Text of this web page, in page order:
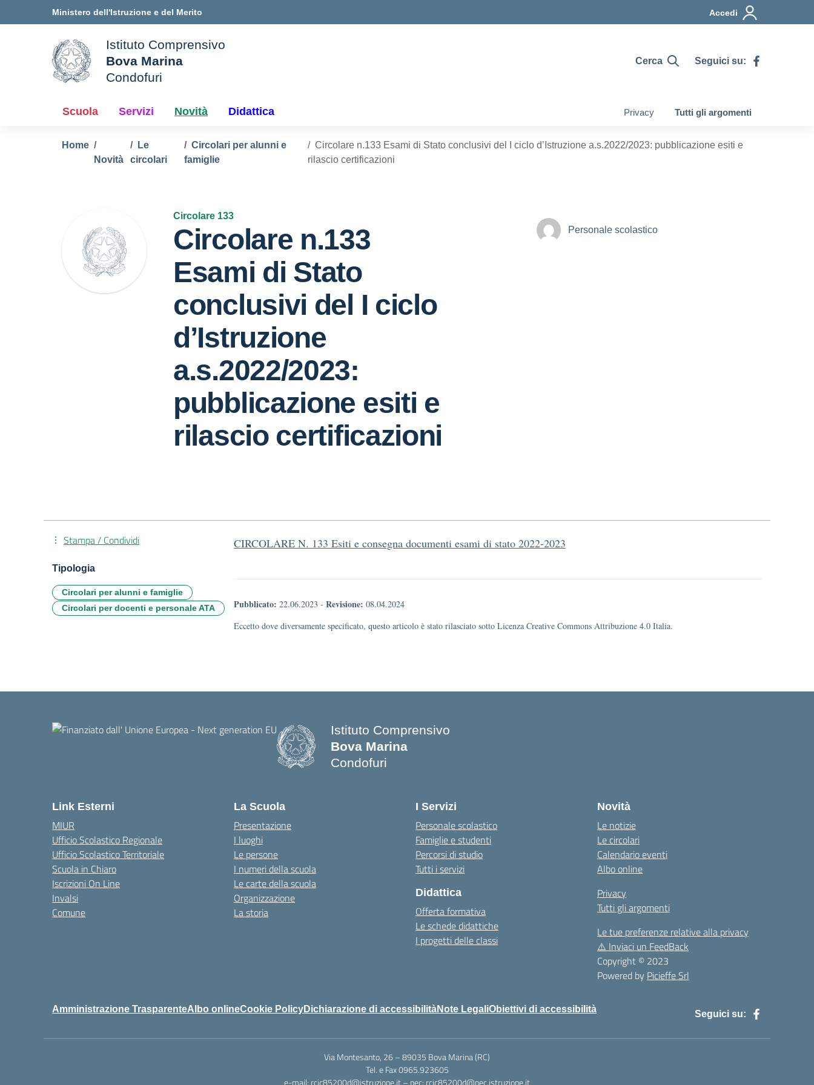
Vai ai contenuti
Vai al menu di navigazioneMinistero dell'Istruzione e del Merito Accedi
della scuola
Istituto Comprensivo
Bova Marina
Condofuri
Cerca Seguici su:
Scuola Servizi Novità Didattica Privacy Tutti gli argomenti
Home
Novità
Le
circolari
Circolari per alunni e
famiglie
Circolare n.133 Esami di Stato conclusivi del I ciclo d’Istruzione a.s.2022/2023: pubblicazione esiti e
rilascio certificazioni
Circolare 133
Circolare n.133
Esami di Stato
conclusivi del I ciclo
d’Istruzione
a.s.2022/2023:
pubblicazione esiti e
rilascio certificazioni
Personale scolastico
CIRCOLARE N. 133 Esiti e consegna documenti esami di stato 2022-2023
Pubblicato: 22.06.2023 - Revisione: 08.04.2024
Eccetto dove diversamente specificato, questo articolo è stato rilasciato sotto Licenza Creative Commons Attribuzione 4.0 Italia.
Stampa / Condividi
Tipologia
Circolari per alunni e famiglie
Circolari per docenti e personale ATA
Istituto Comprensivo
Bova Marina
Condofuri
Link Esterni
MIUR
Ufficio Scolastico Regionale
Ufficio Scolastico Territoriale
Scuola in Chiaro
Iscrizioni On Line
Invalsi
Comune
La Scuola
Presentazione
I luoghi
Le persone
I numeri della scuola
Le carte della scuola
Organizzazione
La storia
I Servizi
Personale scolastico
Famiglie e studenti
Percorsi di studio
Tutti i servizi
Didattica
Offerta formativa
Le schede didattiche
I progetti delle classi
Novità
Le notizie
Le circolari
Calendario eventi
Albo online
Privacy
Tutti gli argomenti
Le tue preferenze relative alla privacy
⚠️ Inviaci un FeedBack
Copyright © 2023
Powered by Picieffe Srl
Amministrazione TrasparenteAlbo onlineCookie PolicyDichiarazione di accessibilitàNote LegaliObiettivi di accessibilità Seguici su:
Via Montesanto, 26 – 89035 Bova Marina (RC)
Tel. e Fax 0965.923605
e-mail: rcic85200d@istruzione.it – pec: rcic85200d@pec.istruzione.it